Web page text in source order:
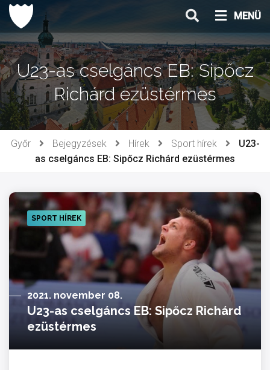
Ugrás
tartalomhoz
MENÜ
U23-as cselgáncs EB: Sipőcz
Richárd ezüstérmes
Győr Bejegyzések Hírek Sport hírek
U23-
as cselgáncs EB: Sipőcz Richárd ezüstérmes
SPORT HÍREK
2021. november 08.
U23-as cselgáncs EB: Sipőcz Richárd
ezüstérmes